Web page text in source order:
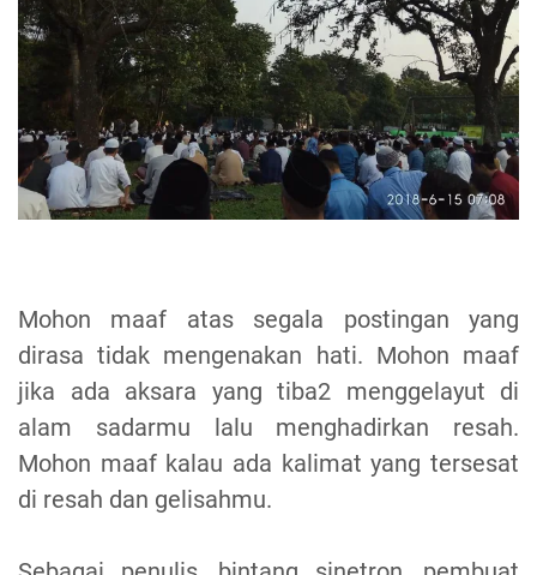
Mohon maaf atas segala postingan yang
dirasa tidak mengenakan hati. Mohon maaf
jika ada aksara yang tiba2 menggelayut di
alam sadarmu lalu menghadirkan resah.
Mohon maaf kalau ada kalimat yang tersesat
di resah dan gelisahmu.